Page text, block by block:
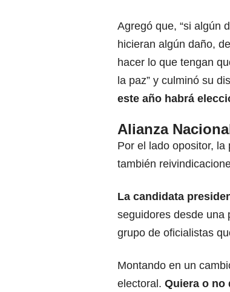
Agregó que, “si algún
hicieran algún daño,
hacer lo que tengan
la paz” y culminó su
este año habrá
Alianza
Por el lado opositor,
también
La candidata
seguidores desde una
grupo de oficialistas
Montando en un
electoral. Quiera o no